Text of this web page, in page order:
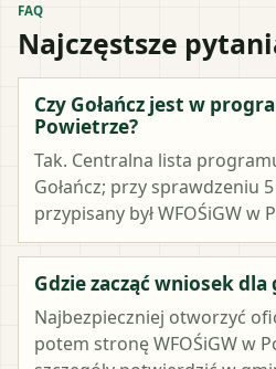
FAQ
Najczęstsze
Czy Gołańcz jest w
Powietrze?
Tak. Centralna lista
Gołańcz; przy sprawdzeniu
przypisany był WFOŚiGW w
Gdzie zacząć wniosek dla
Najbezpieczniej otworzyć
potem stronę WFOŚiGW w